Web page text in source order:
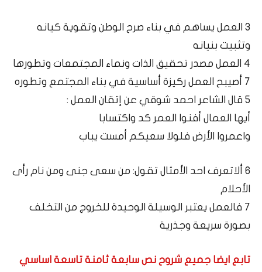
3 العمل يساهم في بناء صرح الوطن وتقوية كيانه
وتثبيت بنيانه
4 العمل مصدر تحقيق الذات ونماء المجتمعات وتطورها
7 أصيبح العمل ركيزة أساسية في بناء المجتمع وتطوره
5 قال الشاعر احمد شوقي عن إتقان العمل :
أيها العمال أفنوا العمر كد واكتسابا
واعمروا الأرض فلولا سعيكم أمست يباب
6 ألاتعرف احد الأمثال تقول: من سعى جنى ومن نام رأى
الأحلام
7 فالعمل يعتبر الوسيلة الوحيدة للخروج من التخلف
بصورة سريعة وجذرية
تابع ايضا جميع شروح نص سابعة ثامنة تاسعة اساسي